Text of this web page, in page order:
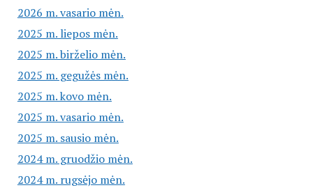
2026 m. vasario mėn.
2025 m. liepos mėn.
2025 m. birželio mėn.
2025 m. gegužės mėn.
2025 m. kovo mėn.
2025 m. vasario mėn.
2025 m. sausio mėn.
2024 m. gruodžio mėn.
2024 m. rugsėjo mėn.